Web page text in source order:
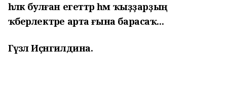
һәләк булған егеттәр һәм ҡыҙҙарҙың
ҡәберлектәре арта ғына барасаҡ...
Гүзәл Иҫәнгилдина.